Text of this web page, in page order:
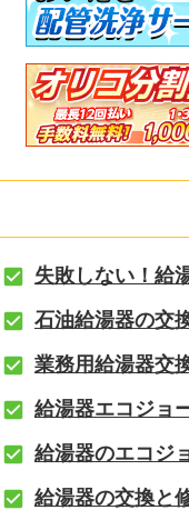
失敗しない！給
石油給湯器の交
業務用給湯器交
給湯器エコジョ
給湯器のエコジ
給湯器の交換と